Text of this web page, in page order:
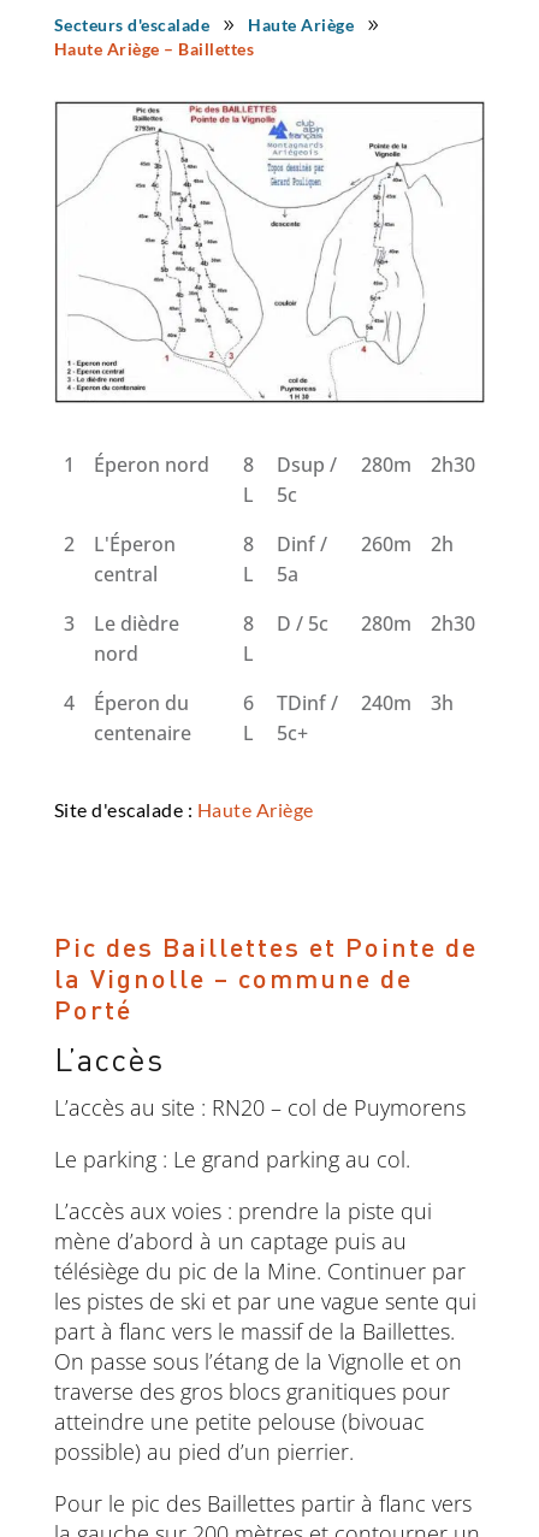
Secteurs d'escalade 9 Haute Ariège 9
Haute Ariège – Baillettes
1 Éperon nord
8
L
Dsup /
5c
280m 2h30
2
L'Éperon
central
8
L
Dinf /
5a
260m 2h
3
Le dièdre
nord
8
L
D / 5c 280m 2h30
4
Éperon du
centenaire
6
L
TDinf /
5c+
240m 3h
Site d'escalade : Haute Ariège
Pic des Baillettes et Pointe de
la Vignolle – commune de
Porté
L’accès
L’accès au site : RN20 – col de Puymorens
Le parking : Le grand parking au col.
L’accès aux voies : prendre la piste qui
mène d’abord à un captage puis au
télésiège du pic de la Mine. Continuer par
les pistes de ski et par une vague sente qui
part à flanc vers le massif de la Baillettes.
On passe sous l’étang de la Vignolle et on
traverse des gros blocs granitiques pour
atteindre une petite pelouse (bivouac
possible) au pied d’un pierrier.
Pour le pic des Baillettes partir à flanc vers